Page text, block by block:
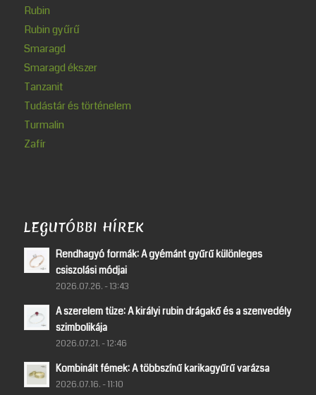
Rubin
Rubin gyűrű
Smaragd
Smaragd ékszer
Tanzanit
Tudástár és történelem
Turmalin
Zafír
LEGUTÓBBI HÍREK
Rendhagyó formák: A gyémánt gyűrű különleges
csiszolási módjai
2026.07.26. - 13:43
A szerelem tüze: A királyi rubin drágakő és a szenvedély
szimbolikája
2026.07.21. - 12:46
Kombinált fémek: A többszínű karikagyűrű varázsa
2026.07.16. - 11:10